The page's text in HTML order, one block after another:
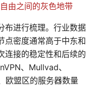
由之间的灰色地带
布进行梳理。行业数据
点密度通常高于中东和
连接的稳定性和后续的
、Mullvad、
欧盟区的服务器数量